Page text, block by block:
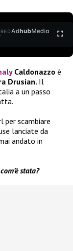
AdhubMedia
Caldonazzo è
Drusian. Il
a un passo
scambiare
lanciate da
andato in
stata?